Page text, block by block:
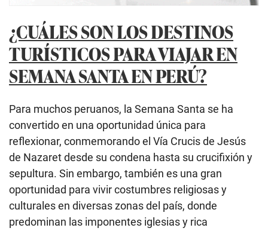
¿CUÁLES SON LOS DESTINOS
TURÍSTICOS PARA VIAJAR EN
SEMANA SANTA EN PERÚ?
Para muchos peruanos, la Semana Santa se ha
convertido en una oportunidad única para
reflexionar, conmemorando el Vía Crucis de Jesús
de Nazaret desde su condena hasta su crucifixión y
sepultura. Sin embargo, también es una gran
oportunidad para vivir costumbres religiosas y
culturales en diversas zonas del país, donde
predominan las imponentes iglesias y rica